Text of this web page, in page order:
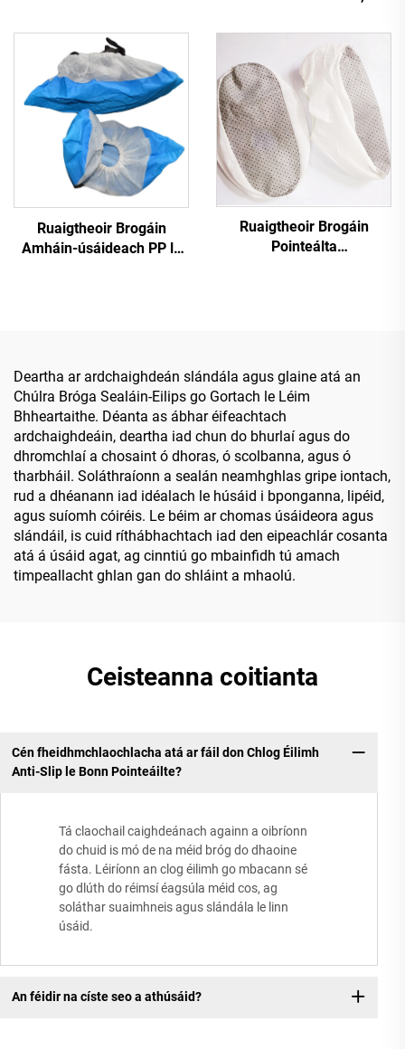
Fáilteach
Ruaigtheoir Brogáin
Amháin-úsáideach PP le
Ruaigtheoir Brogáin
Pointeálta
Deartha ar ardchaighdeán slándála agus glaine atá an
Chúlra Bróga Sealáin-Eilips go Gortach le Léim
Bhheartaithe. Déanta as ábhar éifeachtach
ardchaighdeáin, deartha iad chun do bhurlaí agus do
dhromchlaí a chosaint ó dhoras, ó scolbanna, agus ó
tharbháil. Soláthraíonn a sealán neamhghlas gripe iontach,
rud a dhéanann iad idéalach le húsáid i bponganna, lipéid,
agus suíomh cóiréis. Le béim ar chomas úsáideora agus
slándáil, is cuid ríthábhachtach iad den eipeachlár cosanta
atá á úsáid agat, ag cinntiú go mbainfidh tú amach
timpeallacht ghlan gan do shláint a mhaolú.
Ceisteanna coitianta
Cén fheidhmchlaochlacha atá ar fáil don Chlog Éilimh
Anti-Slip le Bonn Pointeáilte?
Tá claochail caighdeánach againn a oibríonn
do chuid is mó de na méid bróg do dhaoine
fásta. Léiríonn an clog éilimh go mbacann sé
go dlúth do réimsí éagsúla méid cos, ag
soláthar suaimhneis agus slándála le linn
úsáid.
An féidir na císte seo a athúsáid?